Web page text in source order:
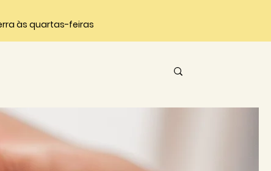
às quartas-feiras